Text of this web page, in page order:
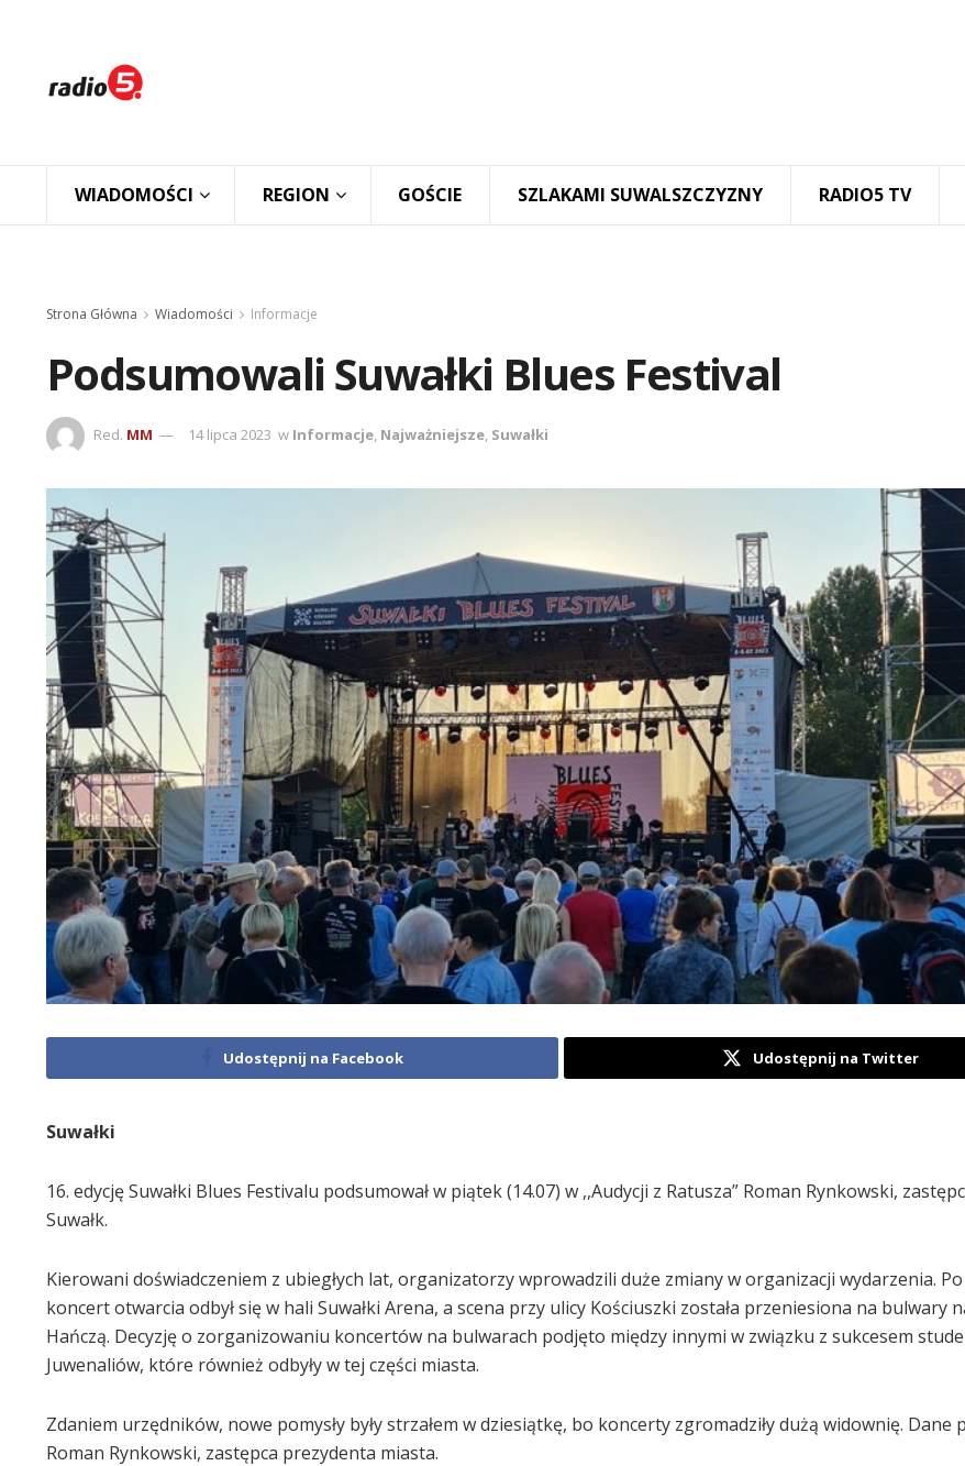
WIADOMOŚCI REGION GOŚCIE SZLAKAMI SUWALSZCZYZNY RADIO5 TV
Strona Główna Wiadomości Informacje
Podsumowali Suwałki Blues Festival
Red. MM 14 lipca 2023 w Informacje, Najważniejsze, Suwałki
Udostępnij na Facebook Udostępnij na Twitter
Suwałki
16. edycję Suwałki Blues Festivalu podsumował w piątek (14.07) w ,,Audycji z Ratusza” Roman Rynkowski,
Suwałk.
Kierowani doświadczeniem z ubiegłych lat, organizatorzy wprowadzili duże zmiany w organizacji wydarzenia.
koncert otwarcia odbył się w hali Suwałki Arena, a scena przy ulicy Kościuszki została przeniesiona na bulwary
Hańczą. Decyzję o zorganizowaniu koncertów na bulwarach podjęto między innymi w związku z sukcesem
Juwenaliów, które również odbyły w tej części miasta.
Zdaniem urzędników, nowe pomysły były strzałem w dziesiątkę, bo koncerty zgromadziły dużą widownię. Dane
Roman Rynkowski, zastępca prezydenta miasta.